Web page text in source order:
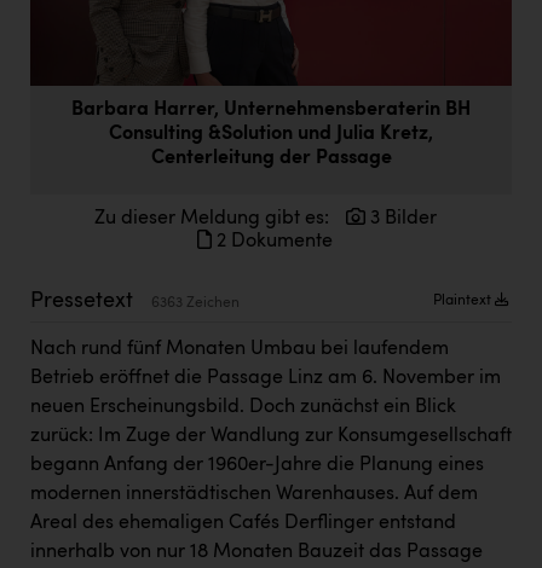
everfield
HIG Infomotion Group
IFE Austria GmbH
INTERSPAR
INTERSPORT Austria
Jesolo
Jane Goodall Institute Austria
Kärcher
Barbara Harrer, Unternehmensberaterin BH
Consulting &Solution und Julia Kretz,
Centerleitung der Passage
Zu dieser Meldung gibt es:
3 Bilder
2 Dokumente
Pressetext 6363 Zeichen Plaintext
Nach rund fünf Monaten Umbau bei laufendem
Betrieb eröffnet die Passage Linz am 6. November im
neuen Erscheinungsbild. Doch zunächst ein Blick
zurück: Im Zuge der Wandlung zur Konsumgesellschaft
begann Anfang der 1960er-Jahre die Planung eines
modernen innerstädtischen Warenhauses. Auf dem
Areal des ehemaligen Cafés Derflinger entstand
innerhalb von nur 18 Monaten Bauzeit das Passage